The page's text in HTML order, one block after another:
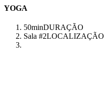
YOGA
50minDURAÇÃO
Sala #2LOCALIZAÇÃO